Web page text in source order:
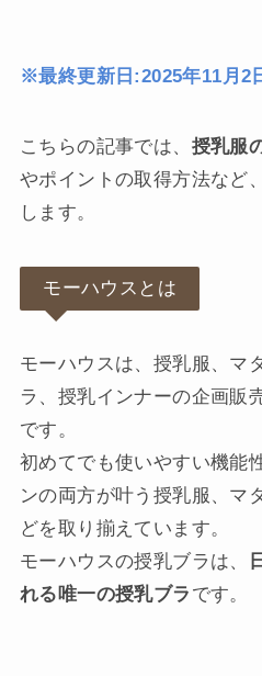
※最終更新日:2025年11月2
こちらの記事では、 授乳服
やポイントの取得方法など
します。
モーハウスとは
モーハウスは、授乳服、マ
ラ、授乳インナーの企画販
です。
初めてでも使いやすい機能
ンの両方が叶う授乳服、マ
どを取り揃えています。
モーハウスの授乳ブラは、
れる唯一の授乳ブラ です。